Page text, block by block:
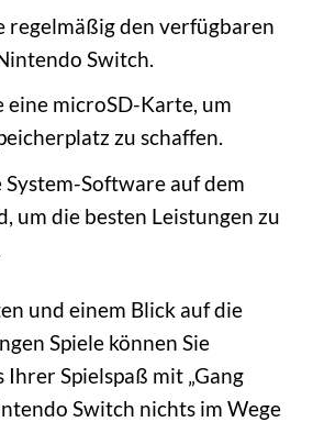
regelmäßig den verfügbaren
Switch.
eine microSD-Karte, um
zu schaffen.
System-Software auf dem
um die besten Leistungen zu
und einem Blick auf die
Spiele können Sie
Ihrer Spielspaß mit „Gang
Switch nichts im Wege